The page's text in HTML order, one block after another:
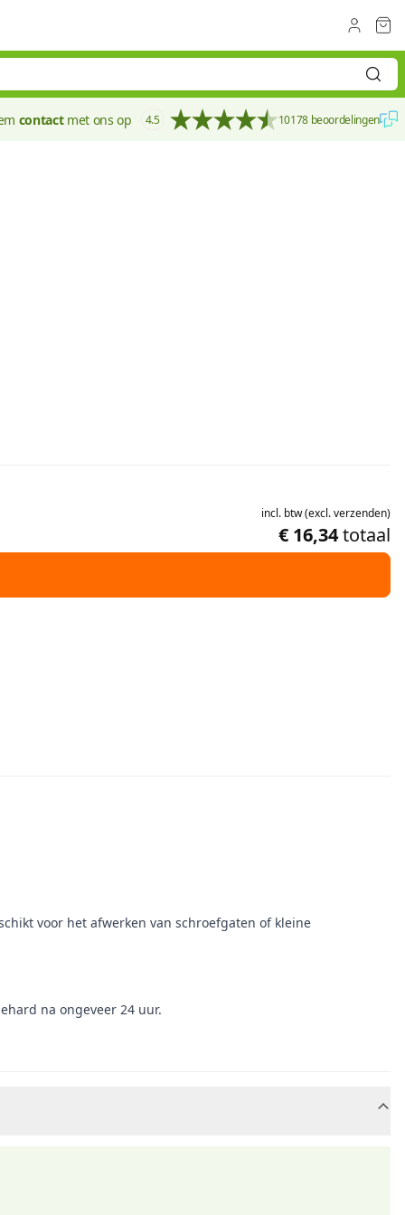
contactmet ons op 4.5 10178 beoordelingen
incl. btw(excl.verzenden)
€ 16,34totaal
voor het afwerken van schroefgaten of kleine
na ongeveer 24 uur.